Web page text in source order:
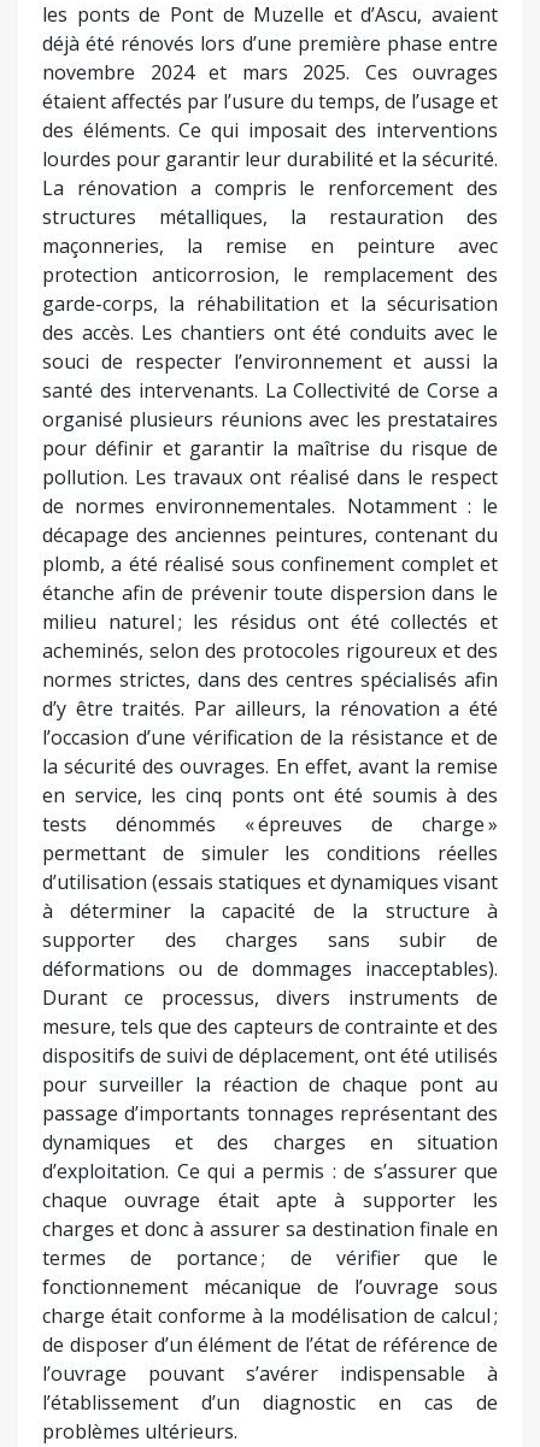
les ponts de Pont de Muzelle et d’Ascu, avaient
déjà été rénovés lors d’une première phase entre
novembre 2024 et mars 2025. Ces ouvrages
étaient affectés par l’usure du temps, de l’usage et
des éléments. Ce qui imposait des interventions
lourdes pour garantir leur durabilité et la sécurité.
La rénovation a compris le renforcement des
structures métalliques, la restauration des
maçonneries, la remise en peinture avec
protection anticorrosion, le remplacement des
garde-corps, la réhabilitation et la sécurisation
des accès. Les chantiers ont été conduits avec le
souci de respecter l’environnement et aussi la
santé des intervenants. La Collectivité de Corse a
organisé plusieurs réunions avec les prestataires
pour définir et garantir la maîtrise du risque de
pollution. Les travaux ont réalisé dans le respect
de normes environnementales. Notamment : le
décapage des anciennes peintures, contenant du
plomb, a été réalisé sous confinement complet et
étanche afin de prévenir toute dispersion dans le
milieu naturel ; les résidus ont été collectés et
acheminés, selon des protocoles rigoureux et des
normes strictes, dans des centres spécialisés afin
d’y être traités. Par ailleurs, la rénovation a été
l’occasion d’une vérification de la résistance et de
la sécurité des ouvrages. En effet, avant la remise
en service, les cinq ponts ont été soumis à des
tests dénommés « épreuves de charge »
permettant de simuler les conditions réelles
d’utilisation (essais statiques et dynamiques visant
à déterminer la capacité de la structure à
supporter des charges sans subir de
déformations ou de dommages inacceptables).
Durant ce processus, divers instruments de
mesure, tels que des capteurs de contrainte et des
dispositifs de suivi de déplacement, ont été utilisés
pour surveiller la réaction de chaque pont au
passage d’importants tonnages représentant des
dynamiques et des charges en situation
d’exploitation. Ce qui a permis : de s’assurer que
chaque ouvrage était apte à supporter les
charges et donc à assurer sa destination finale en
termes de portance ; de vérifier que le
fonctionnement mécanique de l’ouvrage sous
charge était conforme à la modélisation de calcul ;
de disposer d’un élément de l’état de référence de
l’ouvrage pouvant s’avérer indispensable à
l’établissement d’un diagnostic en cas de
problèmes ultérieurs.